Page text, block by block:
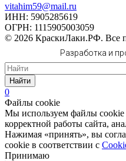
vitahim59@mail.ru
ИНН: 5905285619
ОГРН: 1115905003059
© 2026 КраскиЛаки.РФ. Все
Разработка и
Найти
0
Файлы cookie
Мы используем файлы cookie
корректной работы сайта,
Нажимая «принять», вы
cookie в соответствии с
Принимаю